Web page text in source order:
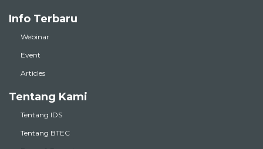
Info Terbaru
Webinar
Event
Articles
Tentang Kami
Tentang IDS
Tentang BTEC